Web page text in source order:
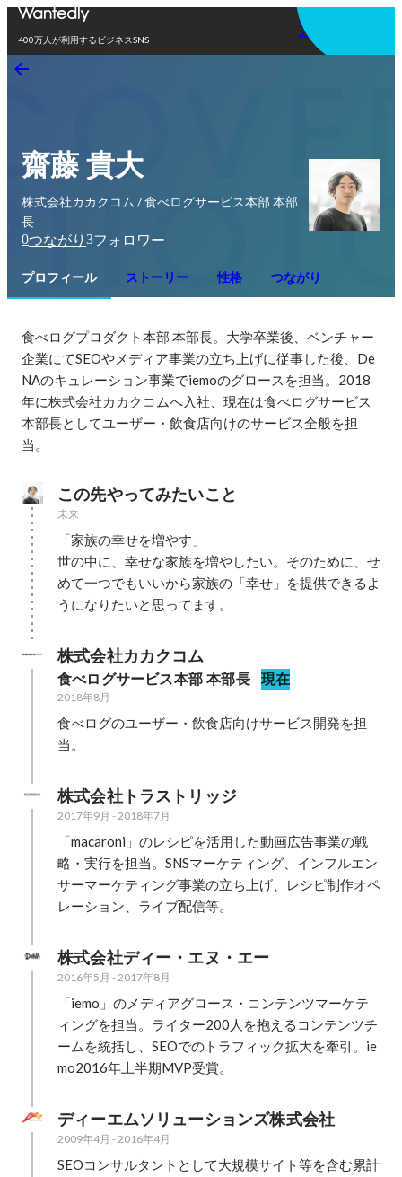
400万人が利用するビジネスSNS
アプリを使う
齋藤 貴大
株式会社カカクコム / 食べログサービス本部 本部
長
0つながり 3フォロワー
プロフィール ストーリー 性格 つながり
食べログプロダクト本部 本部長。大学卒業後、ベンチャー
企業にてSEOやメディア事業の立ち上げに従事した後、De
NAのキュレーション事業でiemoのグロースを担当。2018
年に株式会社カカクコムへ入社、現在は食べログサービス
本部長としてユーザー・飲食店向けのサービス全般を担
当。
この先やってみたいこと
未来
「家族の幸せを増やす」
世の中に、幸せな家族を増やしたい。そのために、せ
めて一つでもいいから家族の「幸せ」を提供できるよ
うになりたいと思ってます。
株式会社カカクコム
食べログサービス本部 本部長 現在
2018年8月 -
食べログのユーザー・飲食店向けサービス開発を担
当。
株式会社トラストリッジ
2017年9月 -2018年7月
「macaroni」のレシピを活用した動画広告事業の戦
略・実行を担当。SNSマーケティング、インフルエン
サーマーケティング事業の立ち上げ、レシピ制作オペ
レーション、ライブ配信等。
株式会社ディー・エヌ・エー
2016年5月 -2017年8月
「iemo」のメディアグロース・コンテンツマーケテ
ィングを担当。ライター200人を抱えるコンテンツチ
ームを統括し、SEOでのトラフィック拡大を牽引。ie
mo2016年上半期MVP受賞。
ディーエムソリューションズ株式会社
2009年4月 -2016年4月
SEOコンサルタントとして大規模サイト等を含む累計